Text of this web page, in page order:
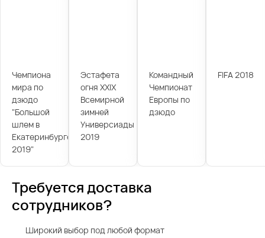
Чемпиона
мира по
дзюдо
"Большой
шлем в
Екатеринбурге
2019"
Эстафета
огня XXIX
Всемирной
зимней
Универсиады
2019
Командный
Чемпионат
Европы по
дзюдо
FIFA 2018
Требуется доставка
сотрудников?
Широкий выбор под любой формат